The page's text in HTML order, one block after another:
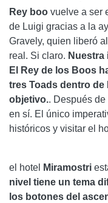
Rey boo vuelve a ser
de Luigi gracias a la
Gravely, quien liberó
real. Si claro.
El Rey de los Boos
tres Toads dentro
objetivo.. Después
en sí. El único
históricos y visitar el
el hotel Miramostri
nivel tiene un tema
los botones del